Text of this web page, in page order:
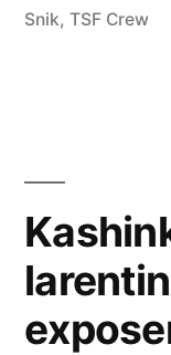
Snik, TSF Crew